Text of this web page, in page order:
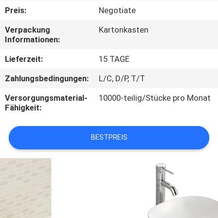
TRETEN
SIE
MIT
UNS
VERBINDUNG
NACHRICHTEN
FÄLLE
SITEMAP
Preis:
Negotiate
Verpackung
Informationen:
Kartonkasten
Lieferzeit:
15 TAGE
Zahlungsbedingungen:
L/C, D/P, T/T
Versorgungsmaterial-
Fähigkeit:
10000-teilig/Stücke pro Monat
BESTPREIS